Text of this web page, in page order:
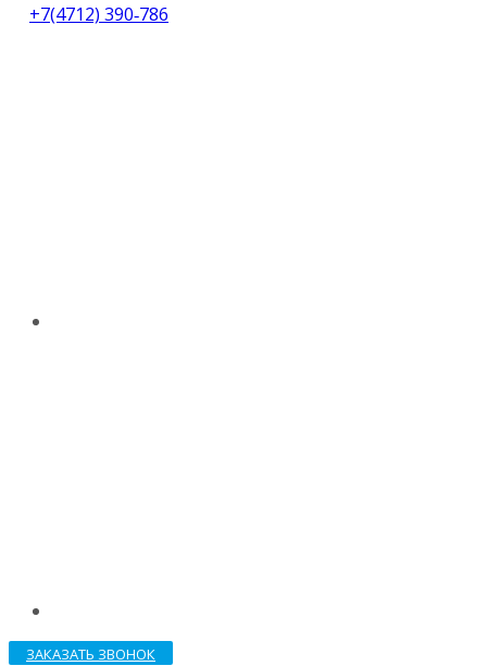
+7(4712) 390‑786
ЗАКАЗАТЬ ЗВОНОК